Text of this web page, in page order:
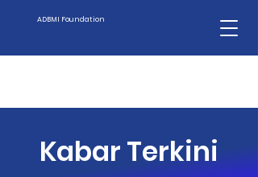
ADBMI Foundation
Kabar Terkini